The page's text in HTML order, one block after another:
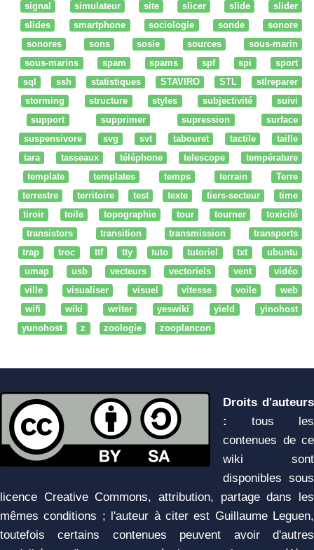
signal
simulateur site slicer slide
slider
slides
smartphone sociologie sonde
sonore
sonores
sons sosie sources
sous-marin
sous-marins
spam spams spf spi
sport
sql
ssh statistiques STAVIRO STL
stlreparer
storming
structure styles subjectivité
suivi
support
supprimer supression
surface
suspensivore
svg svt tabouret tactile
taille
tara
tasseaux téléphone telescope
température
template
templates temps terrain
Terre
terrestre
territoire test texte tiers-secteur
time
tiroir
toile topographie tour tourner
toxicité
transistors
transition transmission
transports
trap
troc ttf tty tuto tutoriel txt
ubuntu
umap
usb vecteurs vectoriels vent
vidéo
ville
visualiser visuel vitesse voile
web
wifi
wiki writer yeswiki yield
yinohost
yunohost
z zoologie zooplancon
Droits d'auteurs
:
tous les
contenues de ce
wiki sont
disponibles sous
licence Creative Commons, attribution, partage dans les
mêmes conditions ; l'auteur à citer est Guillaume Leguen,
toutefois certains contenues peuvent avoir d'autres